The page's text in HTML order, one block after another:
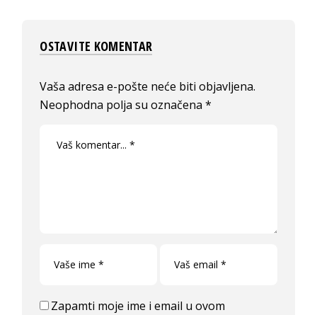
OSTAVITE KOMENTAR
Vaša adresa e-pošte neće biti objavljena.
Neophodna polja su označena*
Zapamti moje ime i email u ovom